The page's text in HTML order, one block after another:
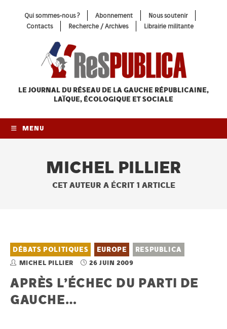
Qui sommes-nous ? Abonnement
Nous soutenir
Contacts
Recherche / Archives Librairie militante
LE JOURNAL DU RÉSEAU DE LA GAUCHE RÉPUBLICAINE,
LAÏQUE, ÉCOLOGIQUE ET SOCIALE
MENU
MICHEL PILLIER
CET AUTEUR A ÉCRIT 1 ARTICLE
DÉBATS POLITIQUES EUROPE RESPUBLICA
MICHEL PILLIER 26 JUIN 2009
APRÈS L’ÉCHEC DU PARTI DE
GAUCHE…